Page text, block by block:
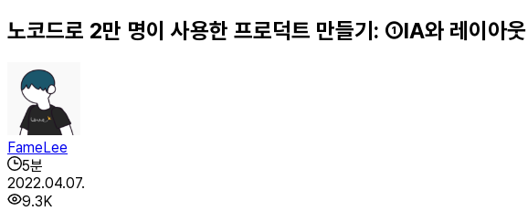
노코드로 2만 명이 사용한 프로덕트 만들기: ①IA와 레이아웃
FameLee
5분
2022.04.07.
9.3K